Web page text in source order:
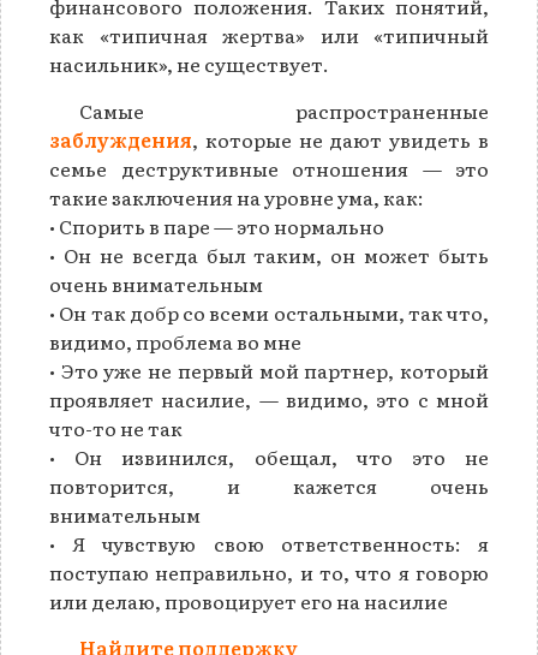
финансового положения. Таких понятий,
как «типичная жертва» или «типичный
насильник», не существует.
Самые распространенные
заблуждения, которые не дают увидеть в
семье деструктивные отношения — это
такие заключения на уровне ума, как:
• Спорить в паре — это нормально
• Он не всегда был таким, он может быть
очень внимательным
• Он так добр со всеми остальными, так что,
видимо, проблема во мне
• Это уже не первый мой партнер, который
проявляет насилие, — видимо, это с мной
что-то не так
• Он извинился, обещал, что это не
повторится, и кажется очень
внимательным
• Я чувствую свою ответственность: я
поступаю неправильно, и то, что я говорю
или делаю, провоцирует его на насилие
Найдите поддержку